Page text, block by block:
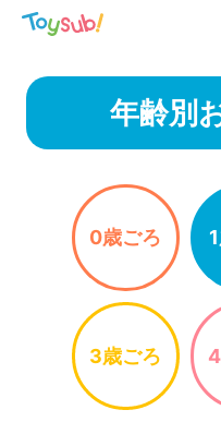
年齢別
0歳ごろ
3歳ごろ